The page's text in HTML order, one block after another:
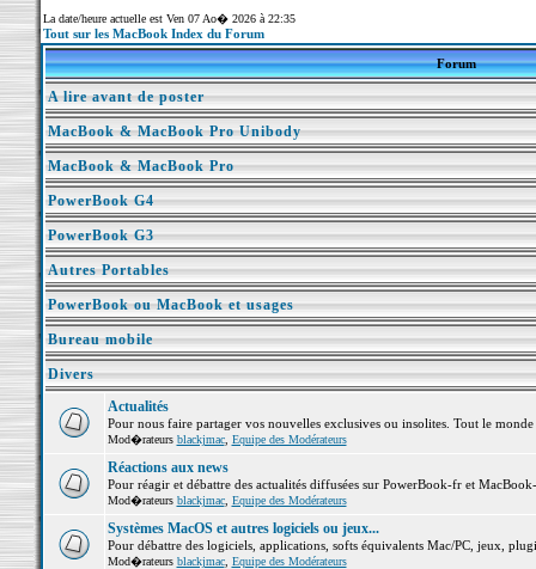
La date/heure actuelle est Ven 07 Ao� 2026 à 22:35
Tout sur les MacBook Index du Forum
Forum
A lire avant de poster
MacBook & MacBook Pro Unibody
MacBook & MacBook Pro
PowerBook G4
PowerBook G3
Autres Portables
PowerBook ou MacBook et usages
Bureau mobile
Divers
Actualités
Pour nous faire partager vos nouvelles exclusives ou insolites. Tout le
Mod�rateurs blackjmac, Equipe des Modérateurs
Réactions aux news
Pour réagir et débattre des actualités diffusées sur PowerBook-fr et
Mod�rateurs blackjmac, Equipe des Modérateurs
Systèmes MacOS et autres logiciels ou jeux...
Pour débattre des logiciels, applications, softs équivalents Mac/PC, jeux,
Mod�rateurs blackjmac, Equipe des Modérateurs